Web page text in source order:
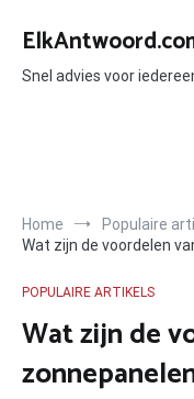
naar
inhoudSnel advies voor
Home
Populaire
Wat zijn de voordelen
POPULAIRE ARTIKELS
Wat zijn de